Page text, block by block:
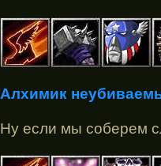
Алхимик
Ну если мы соберем